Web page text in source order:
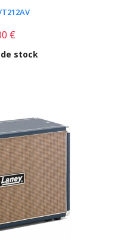
€
stock